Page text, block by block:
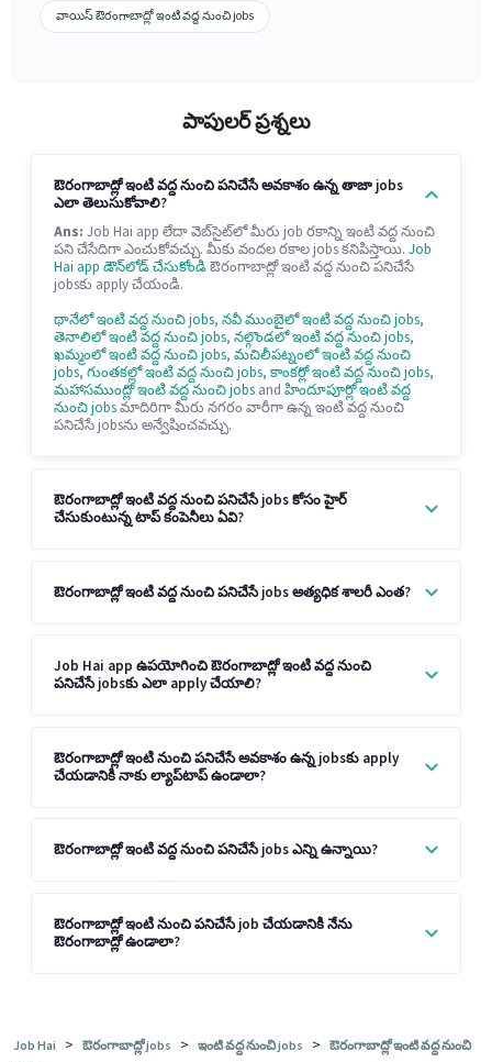
వాయిస్ ఔరంగాబాద్లో ఇంటి వద్ద నుంచి jobs
పాపులర్ ప్రశ్నలు
ఔరంగాబాద్లో ఇంటి వద్ద నుంచి పనిచేసే అవకాశం ఉన్న తాజా jobs
ఎలా తెలుసుకోవాలి?
Ans: Job Hai app లేదా వెబ్‌సైట్‌లో మీరు job రకాన్ని ఇంటి వద్ద నుంచి
పని చేసేదిగా ఎంచుకోవచ్చు. మీకు వందల రకాల jobs కనిపిస్తాయి. Job
Hai app డౌన్‌లోడ్ చేసుకోండిఔరంగాబాద్లో ఇంటి వద్ద నుంచి పనిచేసే
jobsకు apply చేయండి.
థానేలో ఇంటి వద్ద నుంచి jobs, నవీ ముంబైలో ఇంటి వద్ద నుంచి jobs,
తెనాలిలో ఇంటి వద్ద నుంచి jobs, నల్గొండలో ఇంటి వద్ద నుంచి jobs,
ఖమ్మంలో ఇంటి వద్ద నుంచి jobs, మచిలీపట్నంలో ఇంటి వద్ద నుంచి
jobs, గుంతకల్లో ఇంటి వద్ద నుంచి jobs, కాంకర్లో ఇంటి వద్ద నుంచి jobs,
మహాసముంద్లో ఇంటి వద్ద నుంచి jobs and హిందూపూర్లో ఇంటి వద్ద
నుంచి jobsమాదిరిగా మీరు నగరం వారీగా ఉన్న ఇంటి వద్ద నుంచి
పనిచేసే jobsను అన్వేషించవచ్చు.
ఔరంగాబాద్లో ఇంటి వద్ద నుంచి పనిచేసే jobs కోసం హైర్
చేసుకుంటున్న టాప్ కంపెనీలు ఏవి?
ఔరంగాబాద్లో ఇంటి వద్ద నుంచి పనిచేసే jobs అత్యధిక శాలరీ ఎంత?
Job Hai app ఉపయోగించి ఔరంగాబాద్లో ఇంటి వద్ద నుంచి
పనిచేసే jobsకు ఎలా apply చేయాలి?
ఔరంగాబాద్లో ఇంటి నుంచి పనిచేసే అవకాశం ఉన్న jobsకు apply
చేయడానికి నాకు ల్యాప్‌టాప్ ఉండాలా?
ఔరంగాబాద్లో ఇంటి వద్ద నుంచి పనిచేసే jobs ఎన్ని ఉన్నాయి?
ఔరంగాబాద్లో ఇంటి నుంచి పనిచేసే job చేయడానికి నేను
ఔరంగాబాద్లో ఉండాలా?
Job Hai > ఔరంగాబాద్లో jobs > ఇంటి వద్ద నుంచి jobs > ఔరంగాబాద్లో ఇంటి వద్ద నుంచి